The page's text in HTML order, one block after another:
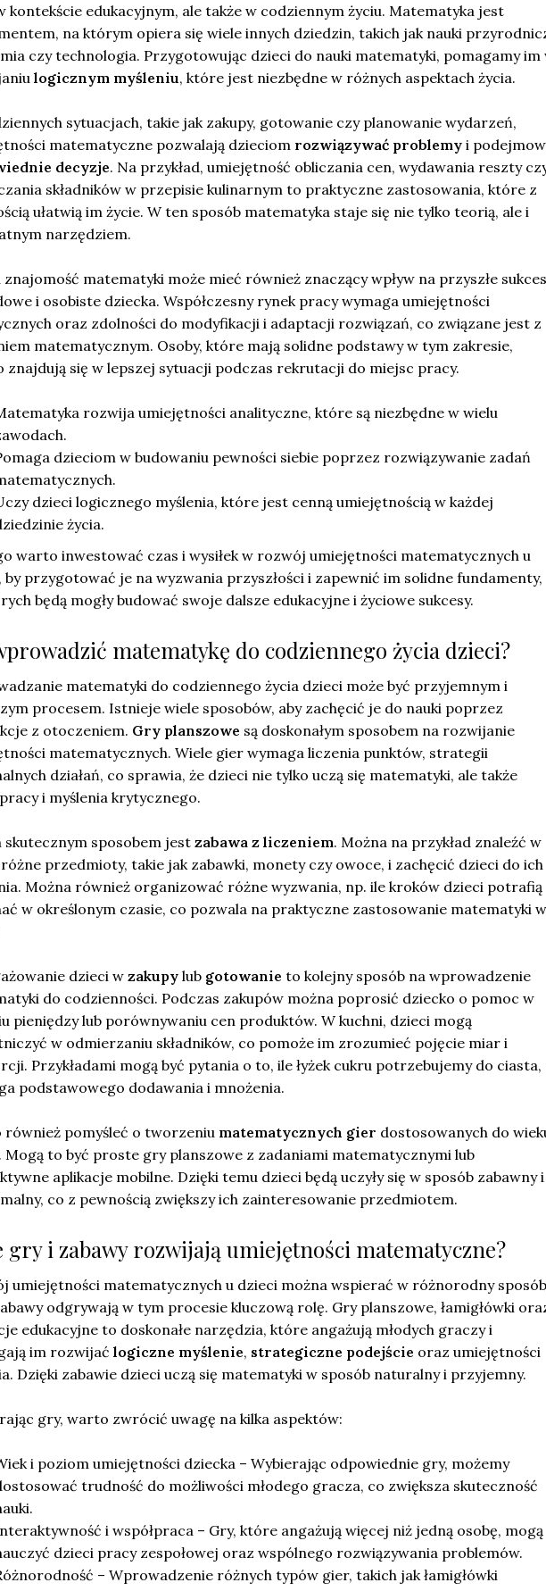
kontekście edukacyjnym, ale także w codziennym życiu. Matematyka jest
na którym opiera się wiele innych dziedzin, takich jak nauki
czy technologia. Przygotowując dzieci do nauki matematyki, pomagamy im
logicznym myśleniu, które jest niezbędne w różnych aspektach życia.
sytuacjach, takie jak zakupy, gotowanie czy planowanie wydarzeń,
matematyczne pozwalają dzieciom rozwiązywać problemy i
decyzje. Na przykład, umiejętność obliczania cen, wydawania reszty
składników w przepisie kulinarnym to praktyczne zastosowania, które z
ułatwią im życie. W ten sposób matematyka staje się nie tylko teorią, ale i
narzędziem.
znajomość matematyki może mieć również znaczący wpływ na przyszłe
i osobiste dziecka. Współczesny rynek pracy wymaga umiejętności
oraz zdolności do modyfikacji i adaptacji rozwiązań, co związane jest z
matematycznym. Osoby, które mają solidne podstawy w tym zakresie,
znajdują się w lepszej sytuacji podczas rekrutacji do miejsc pracy.
rozwija umiejętności analityczne, które są niezbędne w wielu
dzieciom w budowaniu pewności siebie poprzez rozwiązywanie zadań
dzieci logicznego myślenia, które jest cenną umiejętnością w każdej
życia.
warto inwestować czas i wysiłek w rozwój umiejętności matematycznych u
by przygotować je na wyzwania przyszłości i zapewnić im solidne fundamenty,
będą mogły budować swoje dalsze edukacyjne i życiowe sukcesy.
matematykę do codziennego życia dzieci?
matematyki do codziennego życia dzieci może być przyjemnym i
procesem. Istnieje wiele sposobów, aby zachęcić je do nauki poprzez
z otoczeniem. Gry planszowe są doskonałym sposobem na rozwijanie
matematycznych. Wiele gier wymaga liczenia punktów, strategii
działań, co sprawia, że dzieci nie tylko uczą się matematyki, ale także
i myślenia krytycznego.
skutecznym sposobem jest zabawa z liczeniem. Można na przykład znaleźć w
przedmioty, takie jak zabawki, monety czy owoce, i zachęcić dzieci do ich
Można również organizować różne wyzwania, np. ile kroków dzieci potrafią
w określonym czasie, co pozwala na praktyczne zastosowanie matematyki w
dzieci w zakupy lub gotowanie to kolejny sposób na wprowadzenie
do codzienności. Podczas zakupów można poprosić dziecko o pomoc w
pieniędzy lub porównywaniu cen produktów. W kuchni, dzieci mogą
w odmierzaniu składników, co pomoże im zrozumieć pojęcie miar i
Przykładami mogą być pytania o to, ile łyżek cukru potrzebujemy do ciasta,
podstawowego dodawania i mnożenia.
również pomyśleć o tworzeniu matematycznych gier dostosowanych do
Mogą to być proste gry planszowe z zadaniami matematycznymi lub
aplikacje mobilne. Dzięki temu dzieci będą uczyły się w sposób zabawny i
co z pewnością zwiększy ich zainteresowanie przedmiotem.
gry i zabawy rozwijają umiejętności matematyczne?
umiejętności matematycznych u dzieci można wspierać w różnorodny
odgrywają w tym procesie kluczową rolę. Gry planszowe, łamigłówki
edukacyjne to doskonałe narzędzia, które angażują młodych graczy i
im rozwijać logiczne myślenie, strategiczne podejście oraz umiejętności
Dzięki zabawie dzieci uczą się matematyki w sposób naturalny i przyjemny.
gry, warto zwrócić uwagę na kilka aspektów:
i poziom umiejętności dziecka – Wybierając odpowiednie gry, możemy
trudność do możliwości młodego gracza, co zwiększa skuteczność
i współpraca – Gry, które angażują więcej niż jedną osobę, mogą
dzieci pracy zespołowej oraz wspólnego rozwiązywania problemów.
– Wprowadzenie różnych typów gier, takich jak łamigłówki